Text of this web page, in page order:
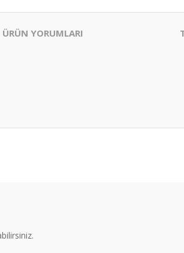
ÜRÜN YORUMLARI